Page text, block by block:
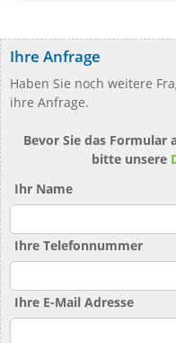
Ihre Anfrage
Haben Sie noch weitere
ihre Anfrage.
Bevor Sie das Formular
bitte unsere
Ihr Name
Ihre Telefonnummer
Ihre E-Mail Adresse